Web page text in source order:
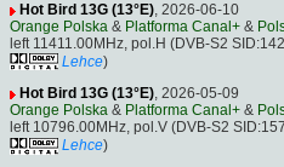
Hot Bird 13G (13°E), 2026-06-10
Orange Polska & Platforma Canal+ &
left 11411.00MHz, pol.H (DVB-S2
Lehce)
Hot Bird 13G (13°E), 2026-05-09
Orange Polska & Platforma Canal+ &
left 10796.00MHz, pol.V (DVB-S2
Lehce)